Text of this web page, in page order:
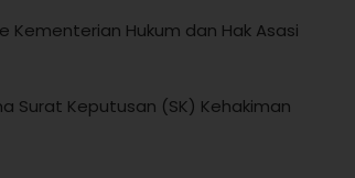
Hukum dan Hak Asasi
Surat Keputusan (SK) Kehakiman